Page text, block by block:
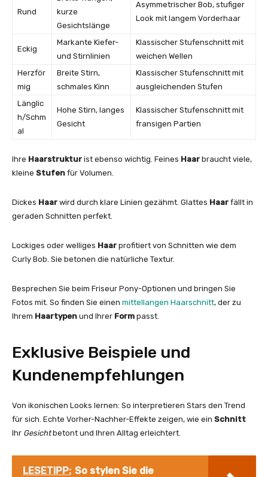
Rund
kurze
Gesichtslänge
Asymmetrischer Bob, stufiger
Look mit langem Vorderhaar
Eckig
Markante Kiefer-
und Stirnlinien
Klassischer Stufenschnitt mit
weichen Wellen
Herzför
mig
Breite Stirn,
schmales Kinn
Klassischer Stufenschnitt mit
ausgleichenden Stufen
Länglic
h/Schm
al
Hohe Stirn, langes
Gesicht
Klassischer Stufenschnitt mit
fransigen Partien
Ihre Haarstruktur ist ebenso wichtig. Feines Haar braucht viele,
kleine Stufen für Volumen.
Dickes Haar wird durch klare Linien gezähmt. Glattes Haar fällt in
geraden Schnitten perfekt.
Lockiges oder welliges Haar profitiert von Schnitten wie dem
Curly Bob. Sie betonen die natürliche Textur.
Besprechen Sie beim Friseur Pony-Optionen und bringen Sie
Fotos mit. So finden Sie einen mittellangen Haarschnitt, der zu
Ihrem Haartypen und Ihrer Form passt.
Exklusive Beispiele und
Kundenempfehlungen
Von ikonischen Looks lernen: So interpretieren Stars den Trend
für sich. Echte Vorher-Nachher-Effekte zeigen, wie ein Schnitt
Ihr Gesichtbetont und Ihren Alltag erleichtert.
LESETIPP: So stylen Sie die